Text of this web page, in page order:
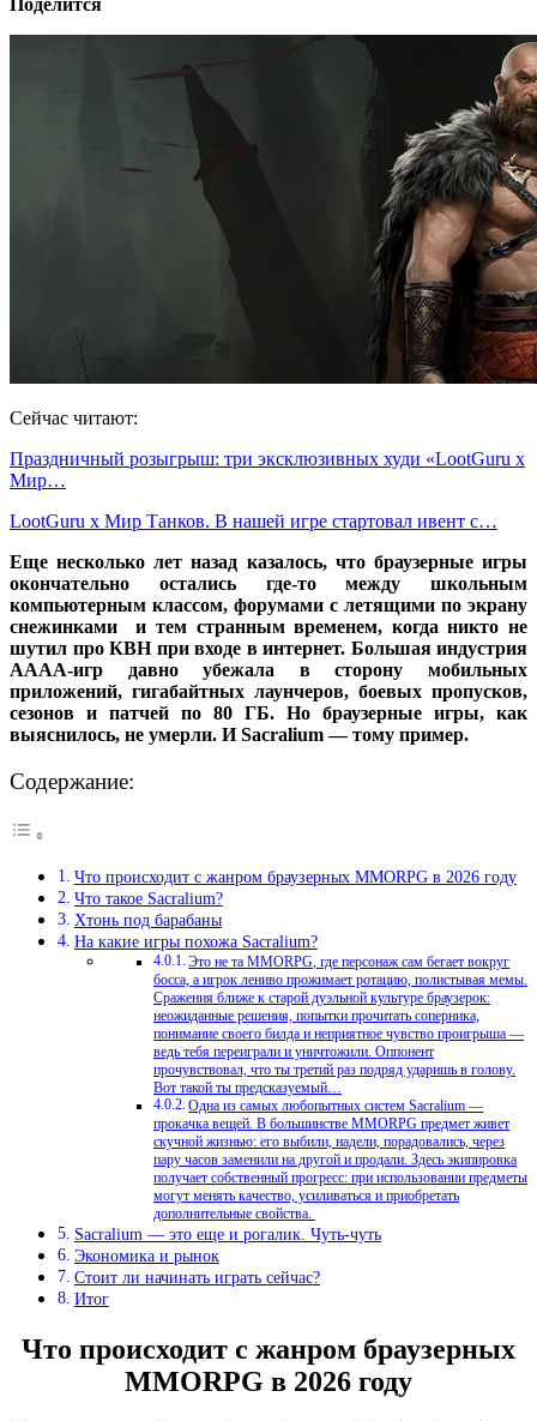
Сейчас читают:
Праздничный розыгрыш: три эксклюзивных худи «LootGuru х
Мир…
LootGuru x Мир Танков. В нашей игре стартовал ивент с…
Еще несколько лет назад казалось, что браузерные игры
окончательно остались где-то между школьным
компьютерным классом, форумами с летящими по экрану
снежинками и тем странным временем, когда никто не
шутил про КВН при входе в интернет. Большая индустрия
АААА-игр давно убежала в сторону мобильных
приложений, гигабайтных лаунчеров, боевых пропусков,
сезонов и патчей по 80 ГБ. Но браузерные игры, как
выяснилось, не умерли. И Sacralium — тому пример.
Содержание:
Что происходит с жанром браузерных MMORPG в 2026 году
Что такое Sacralium?
Хтонь под барабаны
На какие игры похожа Sacralium?
Это не та MMORPG, где персонаж сам бегает вокруг
босса, а игрок лениво прожимает ротацию, полистывая мемы.
Сражения ближе к старой дуэльной культуре браузерок:
неожиданные решения, попытки прочитать соперника,
понимание своего билда и неприятное чувство проигрыша —
ведь тебя переиграли и уничтожили. Оппонент
прочувствовал, что ты третий раз подряд ударишь в голову.
Вот такой ты предсказуемый…
Одна из самых любопытных систем Sacralium —
прокачка вещей. В большинстве MMORPG предмет живет
скучной жизнью: его выбили, надели, порадовались, через
пару часов заменили на другой и продали. Здесь экипировка
получает собственный прогресс: при использовании предметы
могут менять качество, усиливаться и приобретать
дополнительные свойства.
Sacralium — это еще и рогалик. Чуть-чуть
Экономика и рынок
Стоит ли начинать играть сейчас?
Итог
Что происходит с жанром браузерных
MMORPG в 2026 году